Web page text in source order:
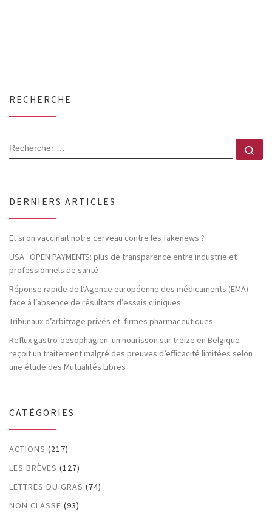
RECHERCHE
RECHERCHER
DERNIERS ARTICLES
Et si on vaccinait notre cerveau contre les fakenews ?
USA : OPEN PAYMENTS: plus de transparence entre industrie et
professionnels de santé
Réponse rapide de l’Agence européenne des médicaments (EMA)
face à l’absence de résultats d’essais cliniques
Tribunaux d’arbitrage privés et firmes pharmaceutiques :
Reflux gastro-oesophagien: un nourisson sur treize en Belgique
reçoit un traitement malgré des preuves d’efficacité limitées selon
une étude des Mutualités Libres
CATÉGORIES
ACTIONS (217)
LES BRÈVES (127)
LETTRES DU GRAS (74)
NON CLASSÉ (93)